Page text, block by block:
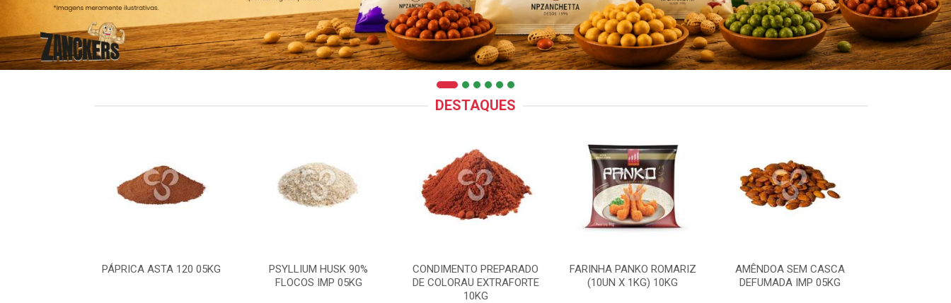
DESTAQUES
PÁPRICA ASTA 120 05KG
PSYLLIUM HUSK 90%
FLOCOS IMP 05KG
CONDIMENTO PREPARADO
DE COLORAU EXTRAFORTE
10KG
FARINHA PANKO ROMARIZ
(10UN X 1KG) 10KG
AMÊNDOA SEM CASCA
DEFUMADA IMP 05KG